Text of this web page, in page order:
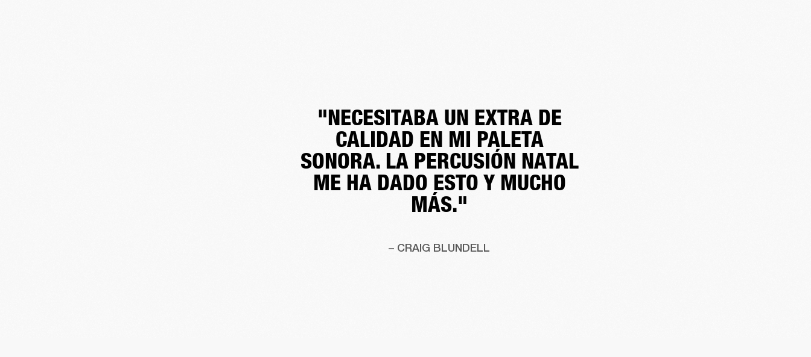
"NECESITABA UN EXTRA DE
CALIDAD EN MI PALETA
SONORA. LA PERCUSIÓN NATAL
ME HA DADO ESTO Y MUCHO
MÁS."
– CRAIG BLUNDELL